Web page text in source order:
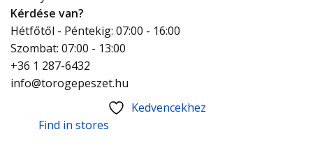
Kérdése van?
Hétfőtől - Péntekig: 07:00 - 16:00
Szombat: 07:00 - 13:00
+36 1 287-6432
info@torogepeszet.hu
Kedvencekhez
Find in stores